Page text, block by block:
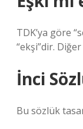
TDK’ya göre
“ekşi”dir.
İnci
Bu sözlük